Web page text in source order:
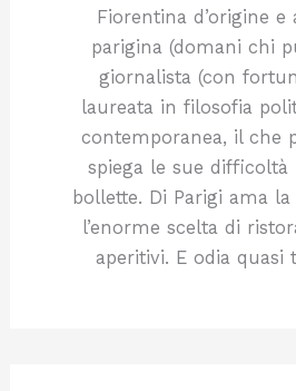
Fiorentina d’origine
parigina (domani chi
giornalista (con
laureata in filosofia
contemporanea, il che
spiega le sue difficoltà
bollette. Di Parigi ama
l’enorme scelta di
aperitivi. E odia quasi